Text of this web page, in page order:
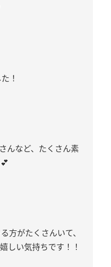
！
んなど、たくさん素
方がたくさんいて、
しい気持ちです！！